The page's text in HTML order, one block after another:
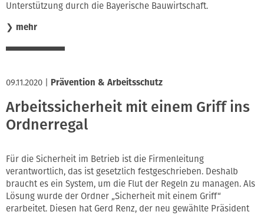
Unterstützung durch die Bayerische Bauwirtschaft.
❯ mehr
09.11.2020 Prävention & Arbeitsschutz
Arbeitssicherheit mit einem Griff ins
Ordnerregal
Für die Sicherheit im Betrieb ist die Firmenleitung
verantwortlich, das ist gesetzlich festgeschrieben. Deshalb
braucht es ein System, um die Flut der Regeln zu managen. Als
Lösung wurde der Ordner „Sicherheit mit einem Griff“
erarbeitet. Diesen hat Gerd Renz, der neu gewählte Präsident